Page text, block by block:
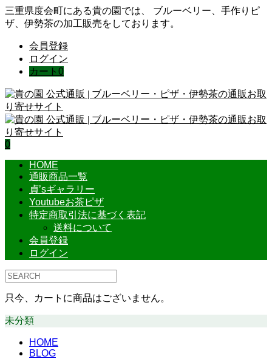
三重県度会町にある貴の園では、 ブルーベリー、手作りピ
ザ、伊勢茶の加工販売をしております。
会員登録
ログイン
カート 0
0
HOME
通販商品一覧
貞’sギャラリー
Youtubeお茶ピザ
特定商取引法に基づく表記
送料について
会員登録
ログイン
只今、カートに商品はございません。
未分類
HOME
BLOG